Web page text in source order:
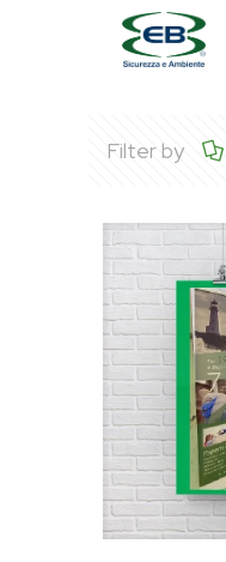
Filter by